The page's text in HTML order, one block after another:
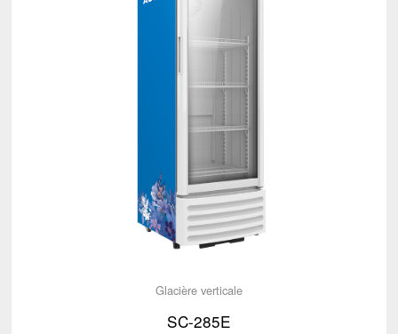
Glacière verticale
SC-285E